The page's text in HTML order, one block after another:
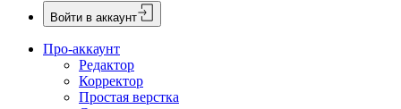
Войти в аккаунт
Про-аккаунт
Редактор
Корректор
Простая верстка